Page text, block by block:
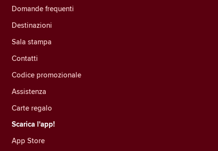
Domande frequenti
Destinazioni
Sala stampa
Contatti
Codice promozionale
Assistenza
Carte regalo
Scarica l'app!
App Store